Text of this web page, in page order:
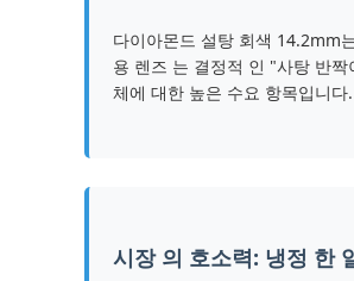
다이아몬드 설탕 회색 14.2mm
용 렌즈 는 결정적 인 "사탕 반
체에 대한 높은 수요 항목입니다.
시장 의 호소력: 냉정 한